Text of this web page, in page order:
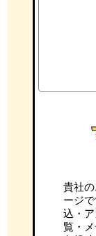
貴社
ージ
込・
覧・